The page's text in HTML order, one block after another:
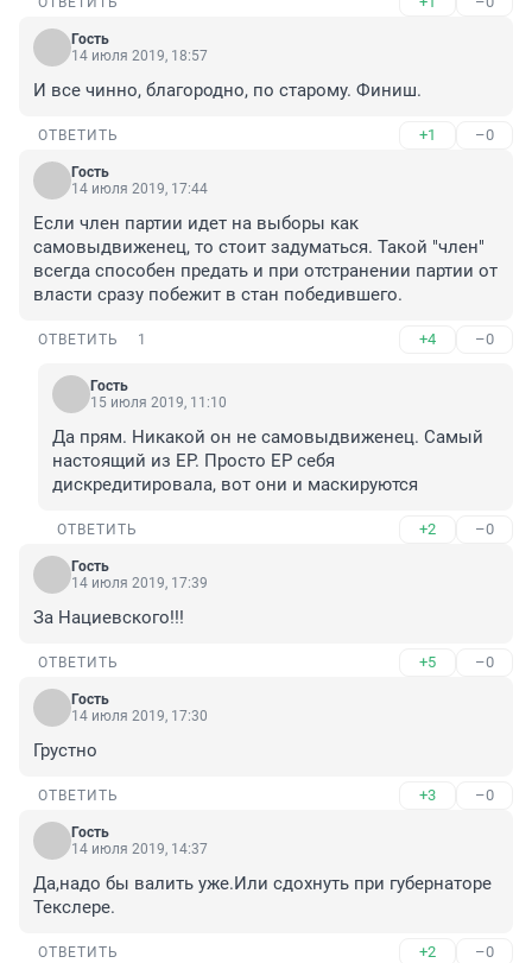
Гость
14 июля 2019, 18:57
И все чинно, благородно, по старому. Финиш.
ОТВЕТИТЬ +1 –0
Гость
14 июля 2019, 17:44
Если член партии идет на выборы как
самовыдвиженец, то стоит задуматься. Такой "член"
всегда способен предать и при отстранении партии от
власти сразу побежит в стан победившего.
ОТВЕТИТЬ 1 +4 –0
Гость
15 июля 2019, 11:10
Да прям. Никакой он не самовыдвиженец. Самый
настоящий из ЕР. Просто ЕР себя
дискредитировала, вот они и маскируются
ОТВЕТИТЬ +2 –0
Гость
14 июля 2019, 17:39
За Нациевского!!!
ОТВЕТИТЬ +5 –0
Гость
14 июля 2019, 17:30
Грустно
ОТВЕТИТЬ +3 –0
Гость
14 июля 2019, 14:37
Да,надо бы валить уже.Или сдохнуть при губернаторе
Текслере.
ОТВЕТИТЬ +2 –0